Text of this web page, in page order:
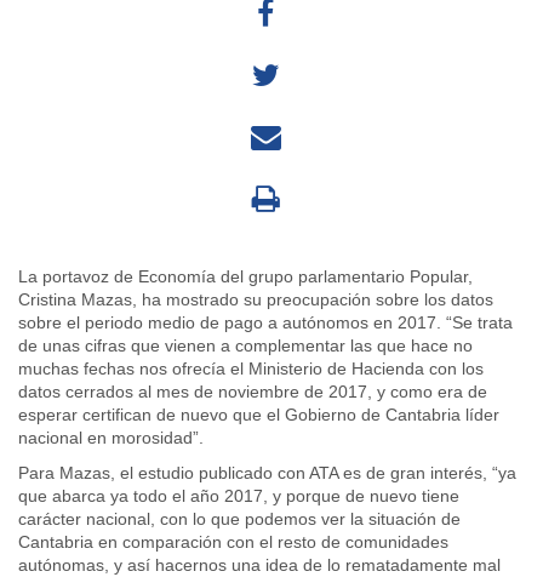
La portavoz de Economía del grupo parlamentario Popular,
Cristina Mazas, ha mostrado su preocupación sobre los datos
sobre el periodo medio de pago a autónomos en 2017. “Se trata
de unas cifras que vienen a complementar las que hace no
muchas fechas nos ofrecía el Ministerio de Hacienda con los
datos cerrados al mes de noviembre de 2017, y como era de
esperar certifican de nuevo que el Gobierno de Cantabria líder
nacional en morosidad”.
Para Mazas, el estudio publicado con ATA es de gran interés, “ya
que abarca ya todo el año 2017, y porque de nuevo tiene
carácter nacional, con lo que podemos ver la situación de
Cantabria en comparación con el resto de comunidades
autónomas, y así hacernos una idea de lo rematadamente mal